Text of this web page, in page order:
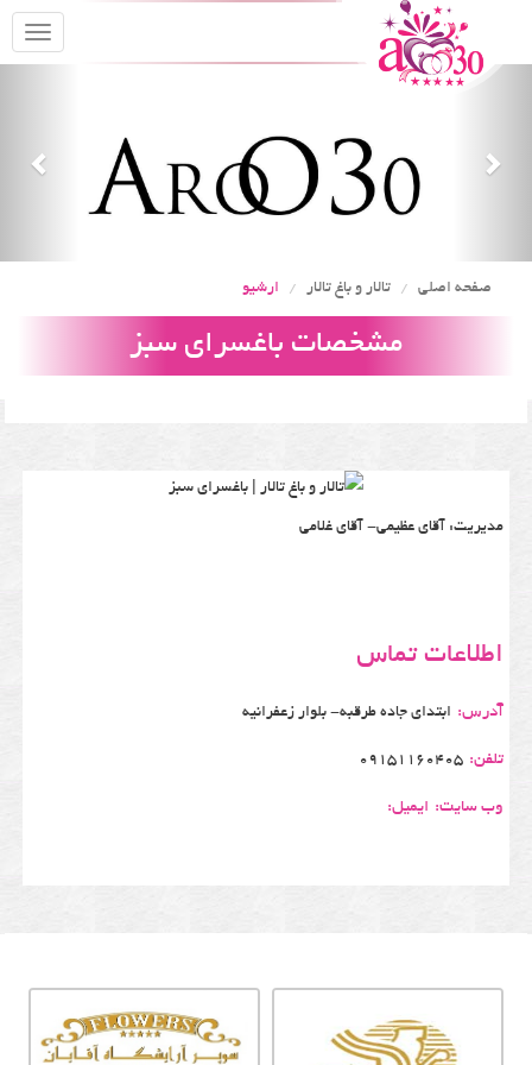
صفحه اصلی تالار و باغ تالار ارشیو
مشخصات باغسرای سبز
مدیریت: آقای عظیمی- آقای غلامی
اطلاعات تماس
آدرس: ابتدای جاده طرقبه- بلوار زعفرانیه
تلفن: 09151160405
وب سایت: ایمیل: